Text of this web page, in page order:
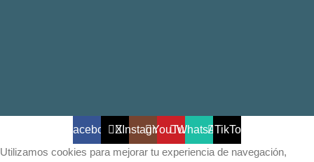
FacebookX InstagramYouTubeWhatsAppTikTok
Utilizamos cookies para mejorar tu experiencia de navegación,